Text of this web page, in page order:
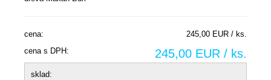
cena:
245,00 EUR / ks.
cena s DPH:
245,00 EUR / ks.
sklad: